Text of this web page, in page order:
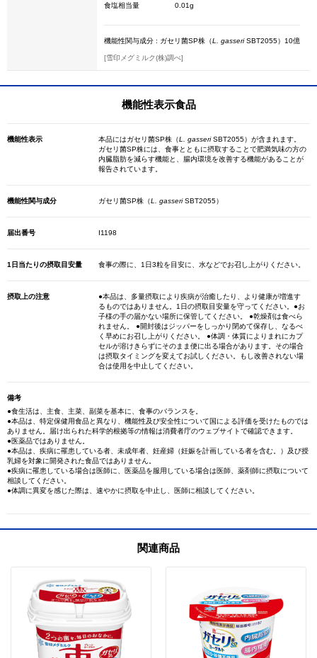
食塩相当量 0.01g
機能性関与成分 : ガセリ菌SP株（L. gasseriSBT2055）10億
[雪印メグミルク(株)調べ]
機能性表示食品
機能性表示 本品にはガセリ菌SP株（L. gasseriSBT2055）が含まれます。
ガセリ菌SP株には、食事とともに摂取することで肥満気味の方の
内臓脂肪を減らす機能と、腸内環境を改善する機能があることが
報告されています。
機能性関与成分 ガセリ菌SP株（L. gasseriSBT2055）
届出番号 I1198
1日当たりの摂取目安量 食事の際に、1日3粒を目安に、水などでお召し上がりください。
摂取上の注意
●本品は、多量摂取により疾病が治癒したり、より健康が増進す
るものではありません。1日の摂取目安量を守ってください。●お
子様の手の届かない場所に保管してください。 ●乾燥剤は食べら
れません。 ●開封後はジッパーをしっかり閉めて保存し、なるべ
く早めにお召し上がりください。 ●体調・体質によりまれにカプ
セルが溶けきらずにそのまま便に出る場合があります。その場合
は摂取タイミングを変えてお試しください。もし改善されない場
合は使用を中止してください。
備考
●食生活は、主食、主菜、副菜を基本に、食事のバランスを。
●本品は、特定保健用食品と異なり、機能性及び安全性について国による評価を受けたものでは
ありません。届け出られた科学的根拠等の情報は消費者庁のウェブサイトで確認できます。
●医薬品ではありません。
●本品は、疾病に罹患している者、未成年者、妊産婦（妊娠を計画している者を含む。）及び授
乳婦を対象に開発された食品ではありません。
●疾病に罹患している場合は医師に、医薬品を服用している場合は医師、薬剤師に摂取について
相談してください。
●体調に異変を感じた際は、速やかに摂取を中止し、医師に相談してください。
関連商品